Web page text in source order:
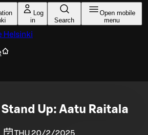
Log
in
Search
Open mobile
menu
Helsinki
Stand Up: Aatu Raitala